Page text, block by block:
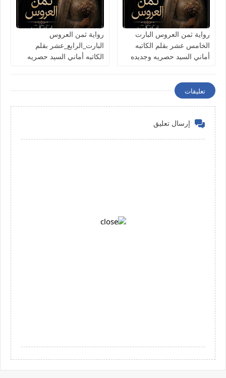
رواية ثمن العروس البارت
الخامس عشر بقلم الكاتبه
أماني السيد حصريه وجديده
رواية ثمن العروس
البارت_الرابع_عشر بقلم
الكاتبه أماني السيد حصريه
تعليقات
إرسال تعليق